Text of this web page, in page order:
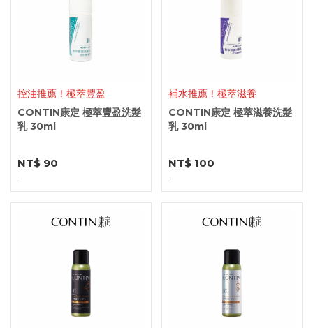
控油推薦！極萃豐盈
CONTIN康定 極萃豐盈洗髮
乳 30ml
NT$ 90
-
補水推薦！極萃滋養
CONTIN康定 極萃滋養洗髮
乳 30ml
NT$ 100
-